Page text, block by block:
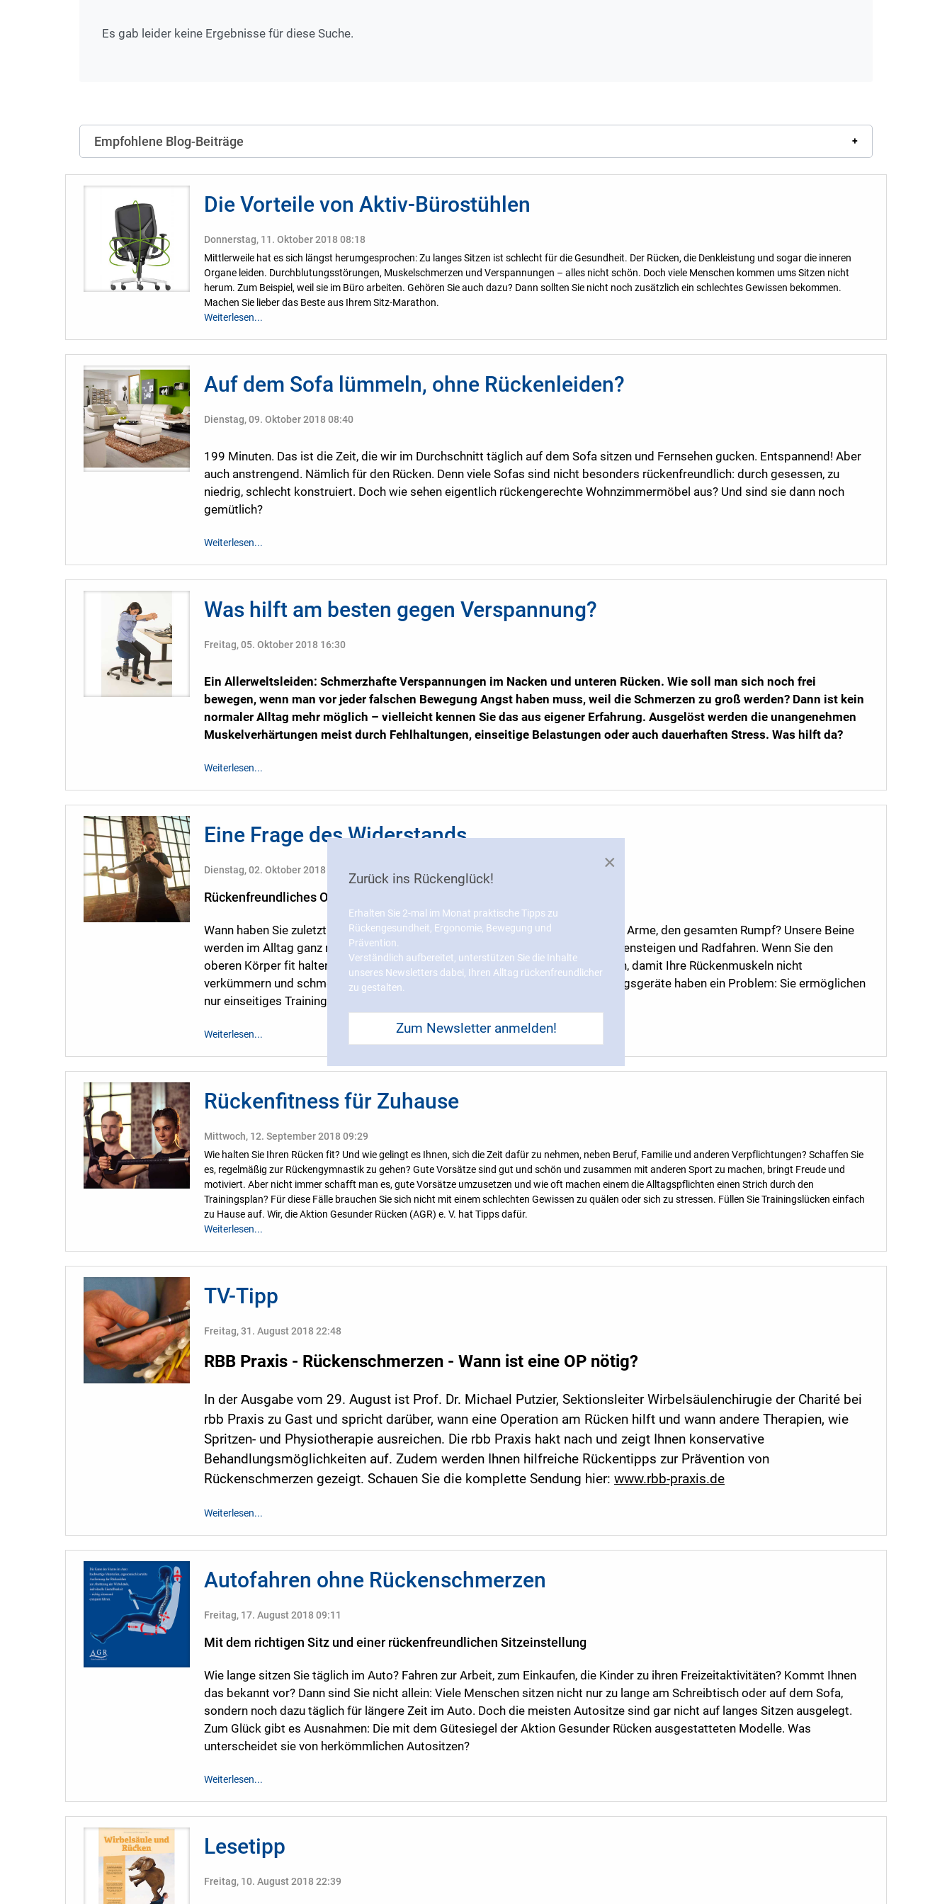
Es gab leider keine Ergebnisse für diese Suche.
Empfohlene Blog-Beiträge
Die Vorteile von Aktiv-Bürostühlen
Donnerstag, 11. Oktober 2018 08:18
Mittlerweile hat es sich längst herumgesprochen: Zu langes Sitzen ist schlecht für die Gesundheit. Der Rücken, die Denkleistung und sogar die inneren
Organe leiden. Durchblutungsstörungen, Muskelschmerzen und Verspannungen – alles nicht schön. Doch viele Menschen kommen ums Sitzen nicht
herum. Zum Beispiel, weil sie im Büro arbeiten. Gehören Sie auch dazu? Dann sollten Sie nicht noch zusätzlich ein schlechtes Gewissen bekommen.
Machen Sie lieber das Beste aus Ihrem Sitz-Marathon.
Weiterlesen...
Auf dem Sofa lümmeln, ohne Rückenleiden?
Dienstag, 09. Oktober 2018 08:40
199 Minuten. Das ist die Zeit, die wir im Durchschnitt täglich auf dem Sofa sitzen und Fernsehen gucken. Entspannend! Aber
auch anstrengend. Nämlich für den Rücken. Denn viele Sofas sind nicht besonders rückenfreundlich: durch gesessen, zu
niedrig, schlecht konstruiert. Doch wie sehen eigentlich rückengerechte Wohnzimmermöbel aus? Und sind sie dann noch
gemütlich?
Weiterlesen...
Was hilft am besten gegen Verspannung?
Freitag, 05. Oktober 2018 16:30
Ein Allerweltsleiden: Schmerzhafte Verspannungen im Nacken und unteren Rücken. Wie soll man sich noch frei
bewegen, wenn man vor jeder falschen Bewegung Angst haben muss, weil die Schmerzen zu groß werden? Dann ist kein
normaler Alltag mehr möglich – vielleicht kennen Sie das aus eigener Erfahrung. Ausgelöst werden die unangenehmen
Muskelverhärtungen meist durch Fehlhaltungen, einseitige Belastungen oder auch dauerhaften Stress. Was hilft da?
Weiterlesen...
Eine Frage des Widerstands
Dienstag, 02. Oktober 2018 08:49
Rückenfreundliches Oberkörpertraining
Wann haben Sie zuletzt ganz gezielt Ihren Oberkörper trainiert? Den Rücken, die Arme, den gesamten Rumpf? Unsere Beine
werden im Alltag ganz nebenbei gestärkt – bei jedem Spaziergang, beim Treppensteigen und Radfahren. Wenn Sie den
oberen Körper fit halten wollen, müssen Sie jedoch ganz gezielt etwas dafür tun, damit Ihre Rückenmuskeln nicht
verkümmern und schmerzhafte Verspannungen verursachen. Doch viele Trainingsgeräte haben ein Problem: Sie ermöglichen
nur einseitiges Training.
Weiterlesen...
Rückenfitness für Zuhause
Mittwoch, 12. September 2018 09:29
Wie halten Sie Ihren Rücken fit? Und wie gelingt es Ihnen, sich die Zeit dafür zu nehmen, neben Beruf, Familie und anderen Verpflichtungen? Schaffen Sie
es, regelmäßig zur Rückengymnastik zu gehen? Gute Vorsätze sind gut und schön und zusammen mit anderen Sport zu machen, bringt Freude und
motiviert. Aber nicht immer schafft man es, gute Vorsätze umzusetzen und wie oft machen einem die Alltagspflichten einen Strich durch den
Trainingsplan? Für diese Fälle brauchen Sie sich nicht mit einem schlechten Gewissen zu quälen oder sich zu stressen. Füllen Sie Trainingslücken einfach
zu Hause auf. Wir, die Aktion Gesunder Rücken (AGR) e. V. hat Tipps dafür.
Weiterlesen...
TV-Tipp
Freitag, 31. August 2018 22:48
RBB Praxis - Rückenschmerzen - Wann ist eine OP nötig?
In der Ausgabe vom 29. August ist Prof. Dr. Michael Putzier, Sektionsleiter Wirbelsäulenchirugie der Charité bei
rbb Praxis zu Gast und spricht darüber, wann eine Operation am Rücken hilft und wann andere Therapien, wie
Spritzen- und Physiotherapie ausreichen. Die rbb Praxis hakt nach und zeigt Ihnen konservative
Behandlungsmöglichkeiten auf. Zudem werden Ihnen hilfreiche Rückentipps zur Prävention von
Rückenschmerzen gezeigt. Schauen Sie die komplette Sendung hier: www.rbb-praxis.de
Weiterlesen...
Autofahren ohne Rückenschmerzen
Freitag, 17. August 2018 09:11
Mit dem richtigen Sitz und einer rückenfreundlichen Sitzeinstellung
Wie lange sitzen Sie täglich im Auto? Fahren zur Arbeit, zum Einkaufen, die Kinder zu ihren Freizeitaktivitäten? Kommt Ihnen
das bekannt vor? Dann sind Sie nicht allein: Viele Menschen sitzen nicht nur zu lange am Schreibtisch oder auf dem Sofa,
sondern noch dazu täglich für längere Zeit im Auto. Doch die meisten Autositze sind gar nicht auf langes Sitzen ausgelegt.
Zum Glück gibt es Ausnahmen: Die mit dem Gütesiegel der Aktion Gesunder Rücken ausgestatteten Modelle. Was
unterscheidet sie von herkömmlichen Autositzen?
Weiterlesen...
Lesetipp
Freitag, 10. August 2018 22:39
×
Zurück ins Rückenglück!
Erhalten Sie 2-mal im Monat praktische Tipps zu
Rückengesundheit, Ergonomie, Bewegung und
Prävention.
Verständlich aufbereitet, unterstützen Sie die Inhalte
unseres Newsletters dabei, Ihren Alltag rückenfreundlicher
zu gestalten.
Zum Newsletter anmelden!